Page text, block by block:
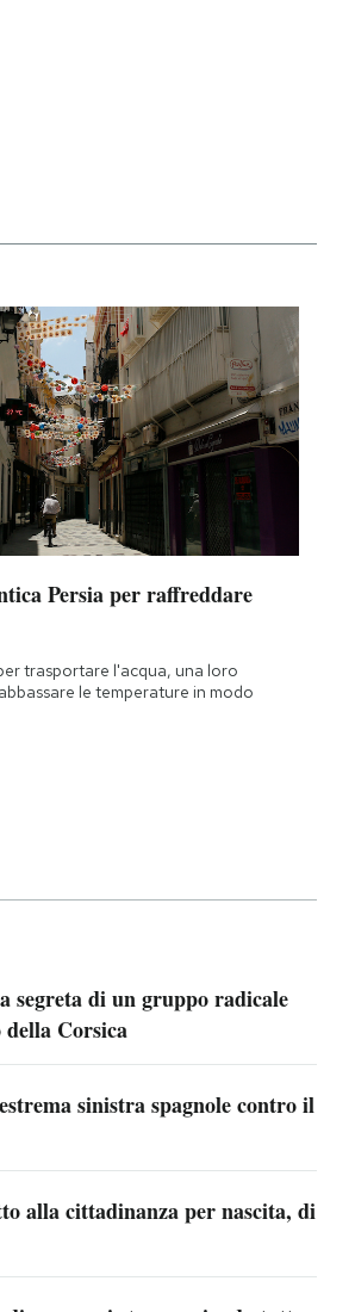
Persia per raffreddare
trasportare l'acqua, una loro
le temperature in modo
segreta di un gruppo radicale
della Corsica
sinistra spagnole contro il
alla cittadinanza per nascita, di